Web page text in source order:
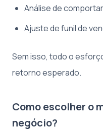
Análise de
Ajuste de funil de
Sem isso, todo o
retorno esperado.
Como escolher o
negócio?